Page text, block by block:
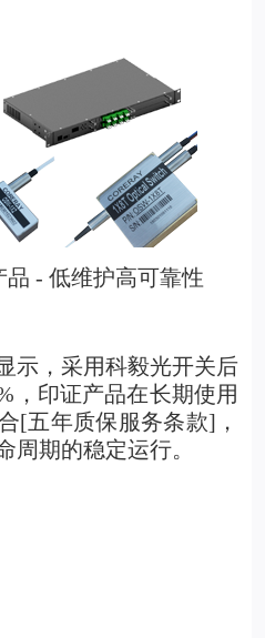
- 低维护高可靠性
示，采用科毅光开关后
，印证产品在长期使用
[五年质保服务条款]，
周期的稳定运行。